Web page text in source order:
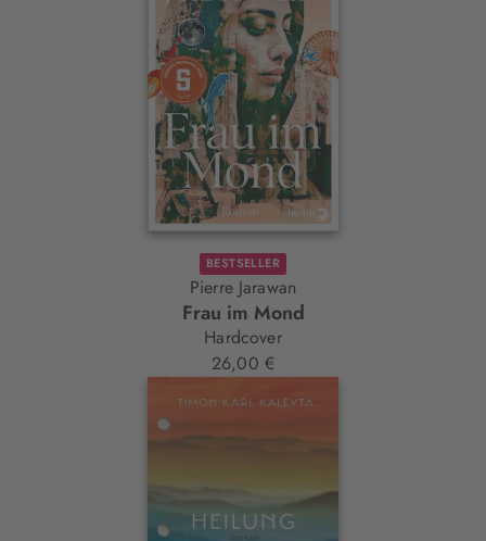
BESTSELLER
Pierre Jarawan
Frau im Mond
Hardcover
26,00 €